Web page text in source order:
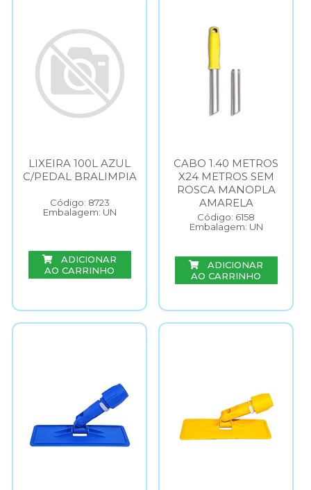
LIXEIRA 100L AZUL
C/PEDAL BRALIMPIA
Código: 8723
Embalagem: UN
ADICIONAR
AO CARRINHO
CABO 1.40 METROS
X24 METROS SEM
ROSCA MANOPLA
AMARELA
Código: 6158
Embalagem: UN
ADICIONAR
AO CARRINHO